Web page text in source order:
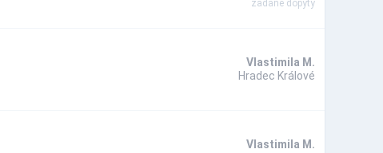
zadané dopyty
Vlastimila M.
Hradec Králové
Vlastimila M.